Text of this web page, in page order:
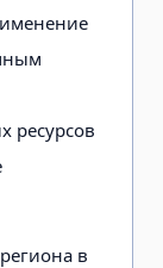
ресурсов
в